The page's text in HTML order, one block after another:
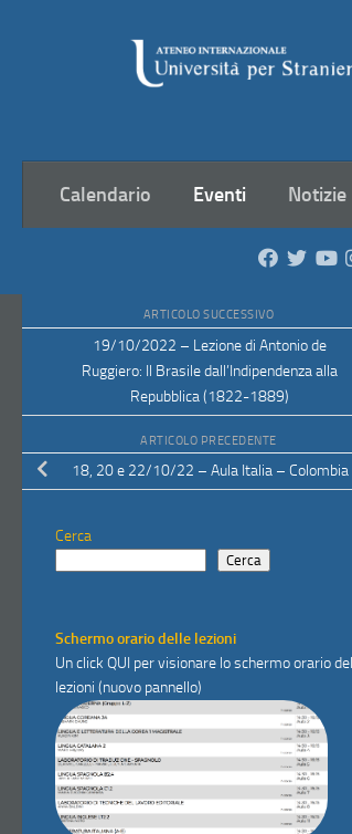
Calendario Eventi Notizie
ARTICOLO SUCCESSIVO
19/10/2022 – Lezione di Antonio de
Ruggiero: Il Brasile dall’Indipendenza alla
Repubblica (1822-1889)
ARTICOLO PRECEDENTE
18, 20 e 22/10/22 – Aula Italia – Colombia
Cerca
Cerca
Schermo orario delle lezioni
Un click QUI per visionare lo schermo orario
lezioni (nuovo pannello)